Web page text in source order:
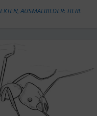
,AUSMALBILDER: TIERE